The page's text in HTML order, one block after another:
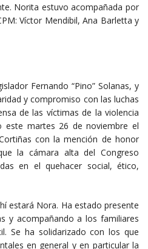
Norita estuvo acompañada por
Víctor Mendibil, Ana Barletta y
Fernando “Pino” Solanas, y
y compromiso con las luchas
de las víctimas de la violencia
este martes 26 de noviembre el
con la mención de honor
la cámara alta del Congreso
en el quehacer social, ético,
estará Nora. Ha estado presente
y acompañando a los familiares
Se ha solidarizado con los que
en general y en particular la